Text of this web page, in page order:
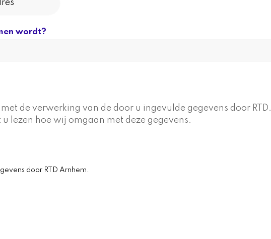
wordt?
de verwerking van de door u ingevulde gegevens door RTD.
u lezen hoe wij omgaan met deze gegevens.
door RTD Arnhem.